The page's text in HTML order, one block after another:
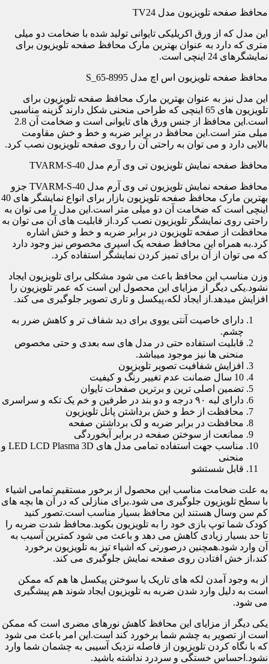
محافظ صفحه تلویزیون مدل TV24
این مدل که از ورق اکریلیکی تایوانی تولید شده با ضخامت دو میلی
متری که دارد به عنوان بهترین مارک محافظ صفحه تلویزیون برای
نمایشگرهای 24 اینچی است.
محافظ صفحه تلویزیون اس اچ مدل S_65-8995
این مدل نیز به عنوان بهترین مارک محافظ صفحه تلویزیون برای
تلویزیون های 65 اینچی که طراحی منحنی شکل دارند گزینه مناسبی
است.این محافظ از جنس ورق های تایوانی است و ضخامت آن 2.8
میلی متر است.این محافظ در برابر ضربه و خط و خش مقاومت
بالایی دارد و می توان به راحتی آن را روی صفحه تلویزیون نصب کرد.
محافظ صفحه نمایش تلویزیون تی وی آرم مدل TVARM-S-40
محافظ صفحه نمایش تلویزیون تی وی آرم مدل TVARM-S-40 جزو
بهترین مارک محافظ صفحه تلویزیون بازار برای انواع نمایشگر های 40
اینچی است که ضخامت آن دو میلی متر است.این مدل را می توان به
راحتی روی نمایشگر تلویزیون نصب کرد.از قابلیت های آن می توان به
محافظت از صفحه تلویزیون در برابر ضربه و خط و خش اشاره
کرد.به همراه این محافظ صفحه یک اسپری مخصوص نیز وجود دارد
که می توان از آن برای تمیز کردن نمایشگر استفاده کرد.
وزن مناسب این محافظ باعث می شود مشکلی برای تلویزیون ایجاد
نشود.یکی دیگر از مزایای این محصول این است که عمر تلویزیون را
افزایش میدهد.از ایجاد لکه،پیکسل و تاری تصویر جلوگیری می کند.
دارای خاصیت آنتی یووی برای دید شفاف تر و کاهش ضرر به
چشم.
قابلیت استفاده حتی در مدل های سه بعدی و حتی مخصوص
منحنی ها نیز موجود میباشد.
افزایش شفافیت تصویر تلویزیون
10 سال ضمانت عدم تغییر رنگ و کیفیت
تضمین اصلی ترین و برترین صفحات تایوان
دارای لبه ۹۰ درجه و دو بند در طرفین و خم یک تکه و سراسری
محافظت از خط و خش برداشتن پانل تلویزیون
محافظت در برابر ضربه و لک برداشتن صفحه
ممانعت از سوختن صفحه در برابر آبخوردگی
مناسب جهت استفاده تمامی مدل های LED LCD Plasma 3D و
منحنی
قابل شستشو
به علت ضخامت مناسب این محصول از برخور مستقیم تمامی اشیاء
با سطح تلویزیون جلوگیری می شود.برای منازلی که در آن ها بچه های
کم سن وسال هستند این محافظ بسیار مناسب است.تصور کنید
کودک شما توپ بازی خود را به تلویزیون بکوبد.محافظ شدت ضربه را
تا حد بسیار زیادی کاهش می دهد و باعث می شود کمترین آسیب به
آن وارد شود.همچنین درصورتی که اشیاء تیز به تلویزیون برخورد
کند،از خش افتادن روی صفحه نمایش جلوگیری می کند.
از به وجود آمدن لکه های تاریک یا سوختن پیکسل ها هم که ممکن
است به دلیل وارد شدن ضربه به تلویزیون ایجاد شوند هم پیشگیری
می شود.
یکی دیگر از مزایای این محافظ کاهش نورهای مضری است که ممکن
است از تصویر به چشم شما برخورد کند است.این امر باعث می شود
که با نگاه کردن تلویزیون از فاصله نزدیک آسیبی به چشمان شما وارد
نشود.احساس خستگی و سردرد نداشته باشید.